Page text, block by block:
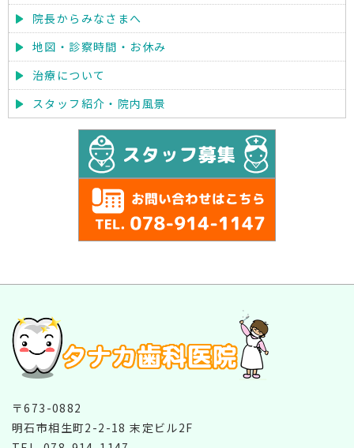
院長からみなさまへ
地図・診察時間・お休み
治療について
スタッフ紹介・院内風景
〒673-0882
明石市相生町2-2-18 末定ビル2F